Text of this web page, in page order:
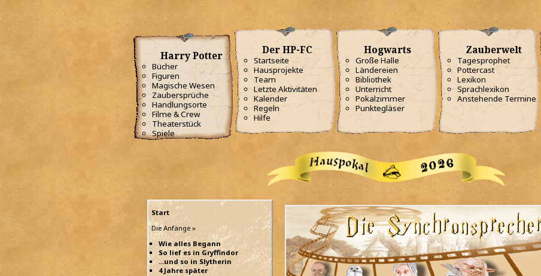
Harry Potter
Bücher
Figuren
Magische Wesen
Zaubersprüche
Handlungsorte
Filme & Crew
Theaterstück
Spiele
Der HP-FC
Startseite
Hausprojekte
Team
Letzte Aktivitäten
Kalender
Regeln
Hilfe
Hogwarts
Große Halle
Ländereien
Bibliothek
Unterricht
Pokalzimmer
Punktegläser
Zauberwelt
Tagesprophet
Pottercast
Lexikon
Sprachlexikon
Anstehende Termine
Start
Die Anfänge »
Wie alles Begann
So lief es in Gryffindor
...und so in Slytherin
4 Jahre später